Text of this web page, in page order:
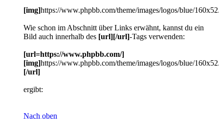
[img]https://www.phpbb.com/theme/images/logos/blue/
Wie schon im Abschnitt über Links erwähnt, kannst du ein
Bild auch innerhalb des [url][/url]-Tags verwenden:
[url=https://www.phpbb.com/]
[img]https://www.phpbb.com/theme/images/logos/blue/
[/url]
ergibt:
Nach oben